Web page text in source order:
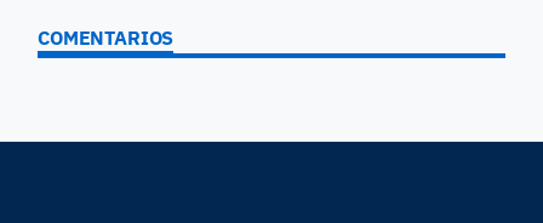
COMENTARIOS